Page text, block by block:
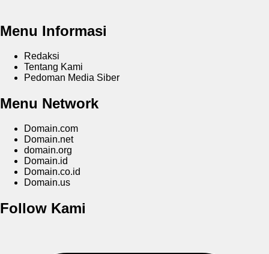
Menu Informasi
Redaksi
Tentang Kami
Pedoman Media Siber
Menu Network
Domain.com
Domain.net
domain.org
Domain.id
Domain.co.id
Domain.us
Follow Kami